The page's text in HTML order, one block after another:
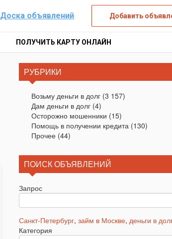
Доска объявлений Добавить
ПОЛУЧИТЬ КАРТУ ОНЛАЙН
РУБРИКИ
Возьму деньги в долг(3 157)
Дам деньги в долг(4)
Осторожно мошенники (15)
Помощь в получении кредита(130)
Прочее(44)
ПОИСК ОБЪЯВЛЕНИЙ
Запрос
Санкт-Петербург, займ в Москве, деньги в
Категория